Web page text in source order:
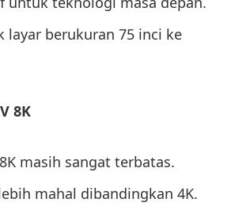
layar berukuran 75 inci ke
8K
masih sangat terbatas.
mahal dibandingkan 4K.